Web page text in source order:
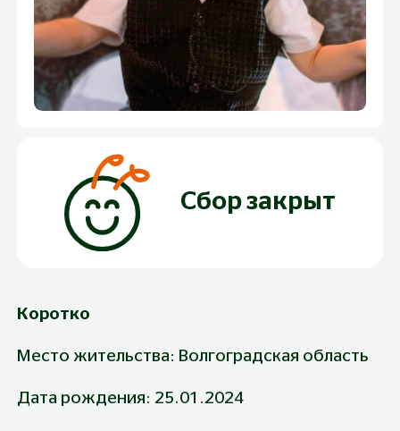
Сбор закрыт
Коротко
Место жительства: Волгоградская область
Дата рождения: 25.01.2024